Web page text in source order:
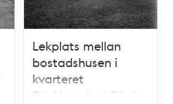
Lekplats mellan
bostadshusen i
kvarteret
Brickbandet i Riksby.